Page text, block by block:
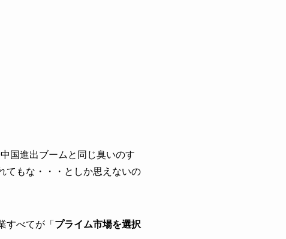
国進出ブームと同じ臭いのす
てもな・・・としか思えないの
すべてが「 プライム市場を選択